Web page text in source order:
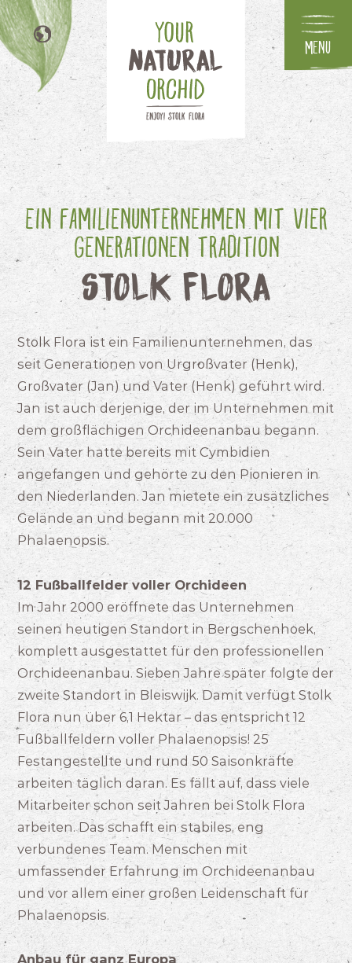
NL
EN
FR
IT
Menu
Ein Familienunternehmen mit vier
Generationen Tradition
Stolk Flora
Stolk Flora ist ein Familienunternehmen, das
seit Generationen von Urgroßvater (Henk),
Großvater (Jan) und Vater (Henk) geführt wird.
Jan ist auch derjenige, der im Unternehmen mit
dem großflächigen Orchideenanbau begann.
Sein Vater hatte bereits mit Cymbidien
angefangen und gehörte zu den Pionieren in
den Niederlanden. Jan mietete ein zusätzliches
Gelände an und begann mit 20.000
Phalaenopsis.
12 Fußballfelder voller Orchideen
Im Jahr 2000 eröffnete das Unternehmen
seinen heutigen Standort in Bergschenhoek,
komplett ausgestattet für den professionellen
Orchideenanbau. Sieben Jahre später folgte der
zweite Standort in Bleiswijk. Damit verfügt Stolk
Flora nun über 6,1 Hektar – das entspricht 12
Fußballfeldern voller Phalaenopsis! 25
Festangestellte und rund 50 Saisonkräfte
arbeiten täglich daran. Es fällt auf, dass viele
Mitarbeiter schon seit Jahren bei Stolk Flora
arbeiten. Das schafft ein stabiles, eng
verbundenes Team. Menschen mit
umfassender Erfahrung im Orchideenanbau
und vor allem einer großen Leidenschaft für
Phalaenopsis.
Anbau für ganz Europa